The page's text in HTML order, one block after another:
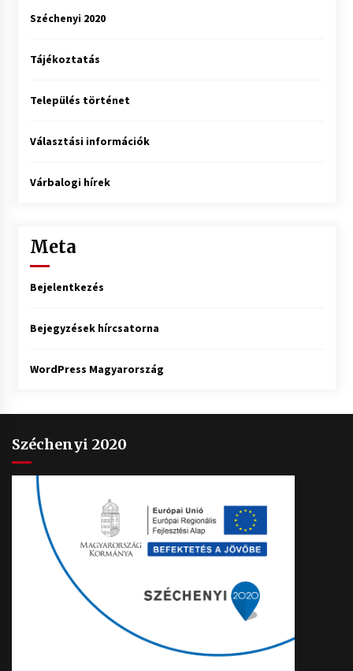
Széchenyi 2020
Tájékoztatás
Település történet
Választási információk
Várbalogi hírek
Meta
Bejelentkezés
Bejegyzések hírcsatorna
WordPress Magyarország
Széchenyi 2020